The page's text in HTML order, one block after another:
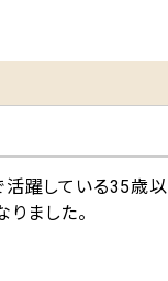
活躍している35
ました。